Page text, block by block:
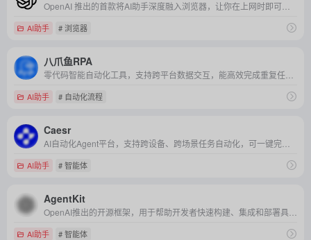
AI助手 # 浏览器
八爪鱼RPA
AI助手 # 自动化流程
Caesr
AI助手 # 智能体
AgentKit
AI助手 # 智能体